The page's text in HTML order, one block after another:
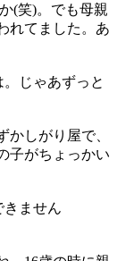
(笑)。でも母親
れてました。あ
じゃあずっと
かしがり屋で、
子がちょっかい
ません